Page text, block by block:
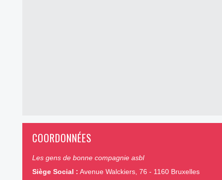
COORDONNÉES
Les gens de bonne compagnie asbl
Siège Social : Avenue Walckiers, 76 - 1160 Bruxelles